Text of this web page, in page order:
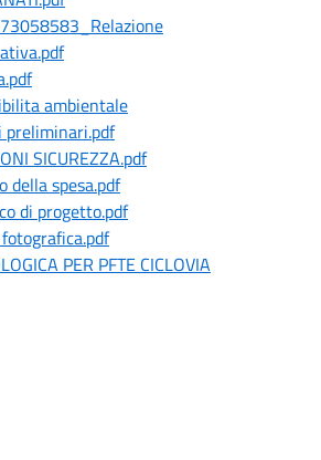
ambientale
preliminari.pdf
SICUREZZA.pdf
della spesa.pdf
di progetto.pdf
PER PFTE CICLOVIA